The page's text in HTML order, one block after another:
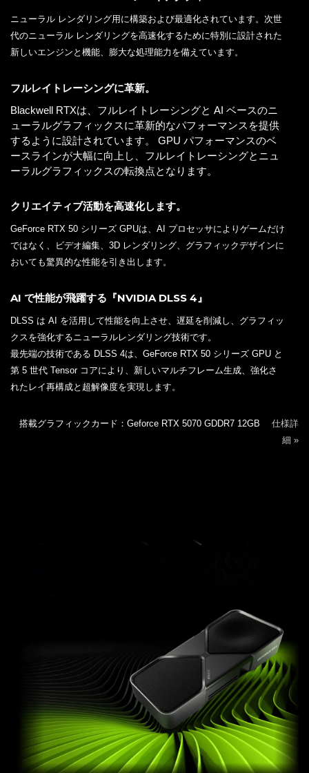
ニューラル レンダリング用に構築および最適化されています。次世
代のニューラル レンダリングを高速化するために特別に設計された
新しいエンジンと機能、膨大な処理能力を備えています。
フルレイトレーシングに革新。
Blackwell RTXは、フルレイトレーシングと AI ベースのニ
ューラルグラフィックスに革新的なパフォーマンスを提供
するように設計されています。 GPU パフォーマンスのベ
ースラインが大幅に向上し、フルレイトレーシングとニュ
ーラルグラフィックスの転換点となります。
クリエイティブ活動を高速化します。
GeForce RTX 50 シリーズ GPUは、AI プロセッサによりゲームだけ
ではなく、ビデオ編集、3D レンダリング、グラフィックデザインに
おいても驚異的な性能を引き出します。
AI で性能が飛躍する『NVIDIA DLSS 4』
DLSS は AI を活用して性能を向上させ、遅延を削減し、グラフィッ
クスを強化するニューラルレンダリング技術です。
最先端の技術である DLSS 4は、GeForce RTX 50 シリーズ GPU と
第 5 世代 Tensor コアにより、新しいマルチフレーム生成、強化さ
れたレイ再構成と超解像度を実現します。
搭載グラフィックカード：Geforce RTX 5070 GDDR7 12GB 仕様詳
細 »